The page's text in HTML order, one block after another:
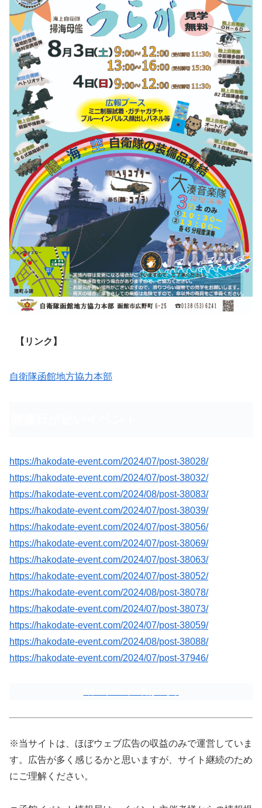
【リンク】
自衛隊函館地方協力本部
https://hakodate-event.com/2024/07/post-38028/
https://hakodate-event.com/2024/07/post-38032/
https://hakodate-event.com/2024/08/post-38083/
https://hakodate-event.com/2024/07/post-38039/
https://hakodate-event.com/2024/07/post-38056/
https://hakodate-event.com/2024/07/post-38069/
https://hakodate-event.com/2024/07/post-38063/
https://hakodate-event.com/2024/07/post-38052/
https://hakodate-event.com/2024/08/post-38078/
https://hakodate-event.com/2024/07/post-38073/
https://hakodate-event.com/2024/07/post-38059/
https://hakodate-event.com/2024/08/post-38088/
https://hakodate-event.com/2024/07/post-37946/
※当サイトは、ほぼウェブ広告の収益のみで運営していま
す。広告が多く感じるかと思いますが、サイト継続のため
にご理解ください。